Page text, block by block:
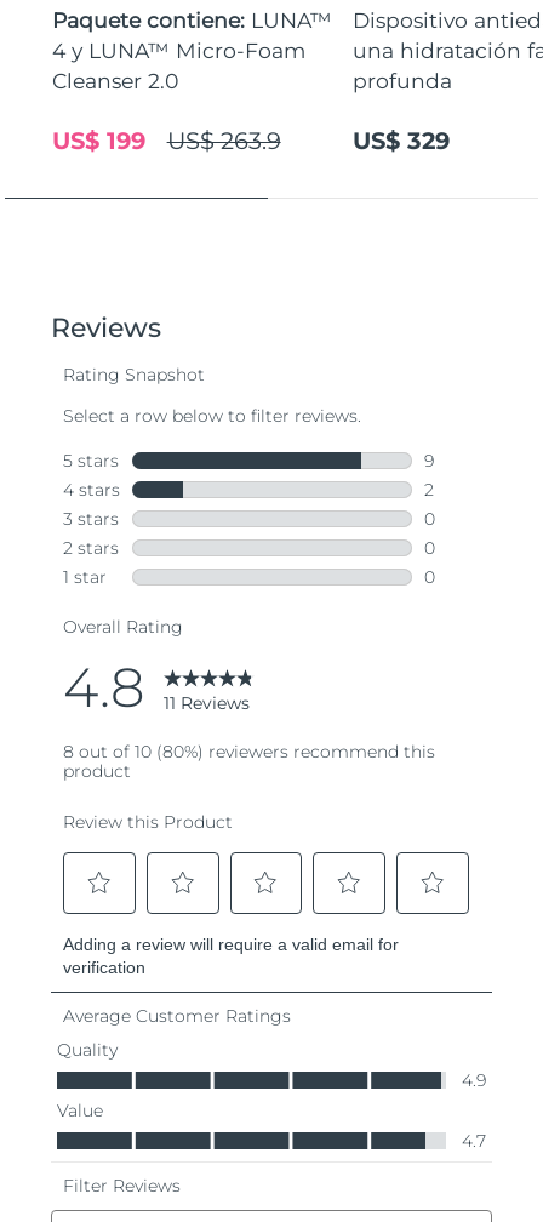
Paquete contiene: LUNA™
4 y LUNA™ Micro-Foam
Cleanser 2.0
US$ 263.9
US$ 199
Dispositivo
una hidratación
profunda
US$ 329